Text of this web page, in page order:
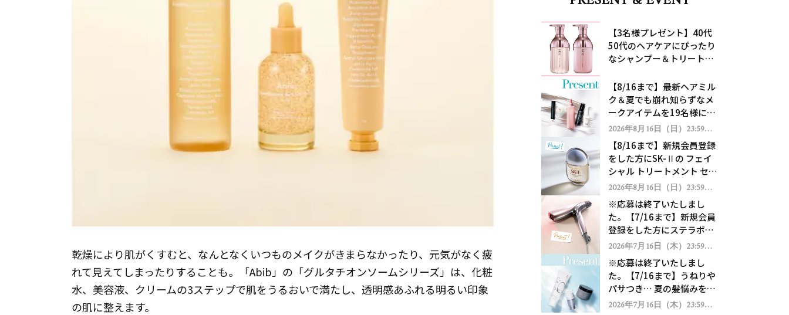
乾燥により肌がくすむと、なんとなくいつものメイクがきまらなかったり、元気がなく疲
れて見えてしまったりすることも。「Abib」の「グルタチオンソームシリーズ」は、化粧
水、美容液、クリームの3ステップで肌をうるおいで満たし、透明感あふれる明るい印象
の肌に整えます。
【3名様プレゼント】40代
50代のヘアケアにぴったり
なシャンプー＆トリートメ
処！
【8/16まで】最新ヘアミル
ク＆夏でも崩れ知らずなメ
ークアイテムを19名様にプ
レゼント！
2026年8月16日（日）23:59ま
で【8/16まで】新規会員登録
をした方にSK-Ⅱの フェイ
シャル トリートメント セラ
ムをプレゼント！
2026年8月16日（日）23:59ま
※応募は終了いたしまし
た。【7/16まで】新規会員
登録をした方にステラボー
テのシャインリバース ヘア
ゼント！
2026年7月16日（木）23:59ま
※応募は終了いたしまし
た。【7/16まで】うねりや
パサつき… 夏の髪悩みを解
消するヘアケアアイテムを
2026年7月16日（木）23:59ま